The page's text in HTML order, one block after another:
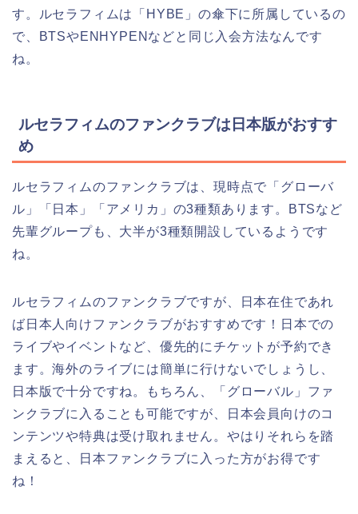
す。ルセラフィムは「HYBE」の傘下に所属しているの
で、BTSやENHYPENなどと同じ入会方法なんです
ね。
ルセラフィムのファンクラブは日本版がおすす
め
ルセラフィムのファンクラブは、現時点で「グローバ
ル」「日本」「アメリカ」の3種類あります。BTSなど
先輩グループも、大半が3種類開設しているようです
ね。
ルセラフィムのファンクラブですが、日本在住であれ
ば日本人向けファンクラブがおすすめです！日本での
ライブやイベントなど、優先的にチケットが予約でき
ます。海外のライブには簡単に行けないでしょうし、
日本版で十分ですね。もちろん、「グローバル」ファ
ンクラブに入ることも可能ですが、日本会員向けのコ
ンテンツや特典は受け取れません。やはりそれらを踏
まえると、日本ファンクラブに入った方がお得です
ね！